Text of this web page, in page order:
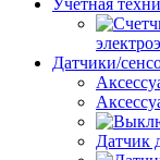
Учетная
Датчики/
Датчик